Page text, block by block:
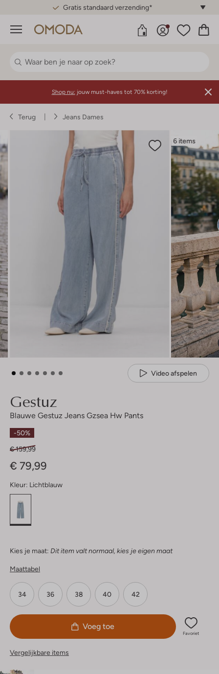
Gratis standaard verzending*
Menu
Shop nu: jouw must-haves tot 70% korting!
Terug Jeans Dames
6 items
Video afspelen
Gestuz
Blauwe Gestuz Jeans Gzsea Hw Pants
-50%
€ 159,99
€ 79,99
Kleur: Lichtblauw
Kies je maat: Dit item valt normaal, kies je eigen maat
Maattabel
34 36 38 40 42
Voeg toe
Favoriet
Vergelijkbare items